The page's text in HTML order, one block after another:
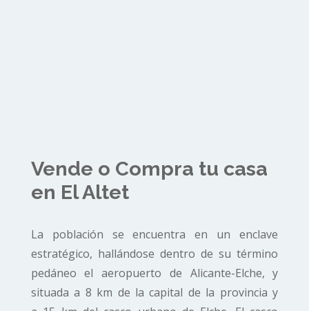
Vende o Compra tu casa
en El Altet
La población se encuentra en un enclave
estratégico, hallándose dentro de su término
pedáneo elaeropuerto de Alicante-Elche, y
situada a 8 km de la capital de la provincia y